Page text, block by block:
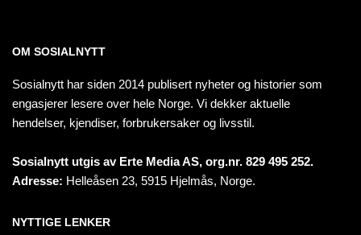
OM SOSIALNYTT
Sosialnytt har siden 2014 publisert nyheter og historier som
engasjerer lesere over hele Norge. Vi dekker aktuelle
hendelser, kjendiser, forbrukersaker og livsstil.
Sosialnytt utgis av Erte Media AS, org.nr. 829 495 252.
Adresse: Helleåsen 23, 5915 Hjelmås, Norge.
NYTTIGE LENKER